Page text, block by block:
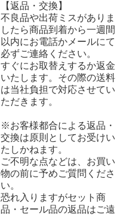
【返品・交換】
不良品や出荷ミスがありま
したら商品到着から一週間
以内にお電話かメールにて
必ずご連絡ください。
すぐにお取替えするか返金
いたします。その際の送料
は当社負担で対応させてい
ただきます。
※お客様都合による返品・
交換は原則としてお受けい
たしかねます。
ご不明な点などは、お買い
物の前に予めご質問くださ
い。
恐れ入りますがセット商
品・セール品の返品はご遠